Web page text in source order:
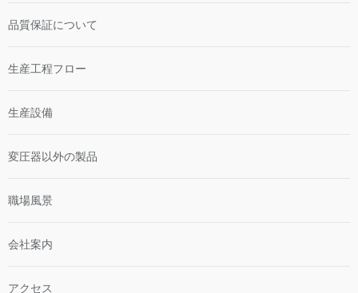
品質保証について
生産工程フロー
生産設備
変圧器以外の製品
職場風景
会社案内
アクセス